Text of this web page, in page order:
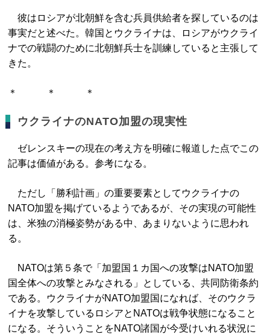
彼はロシアが北朝鮮を含む兵員供給者を探しているのは
事実だと述べた。韓国とウクライナは、ロシアがウクライ
ナでの戦闘のために北朝鮮兵士を訓練していると主張して
きた。
＊ ＊ ＊
ウクライナのNATO加盟の現実性
ゼレンスキーの現在の考え方を明確に報道した点でこの
記事は価値がある。参考になる。
ただし「勝利計画」の重要要素としてウクライナの
NATO加盟を掲げているようであるが、その実現の可能性
は、米独の消極姿勢がある中、あまりないように思われ
る。
NATOは第５条で「加盟国１カ国への攻撃はNATO加盟
国全体への攻撃とみなされる」としている、共同防衛条約
である。ウクライナがNATO加盟国になれば、そのウクラ
イナを攻撃しているロシアとNATOは戦争状態になること
になる。そういうことをNATO諸国が今受けいれる状況に